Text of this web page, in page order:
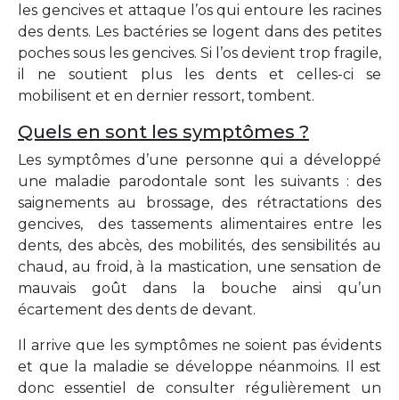
les gencives et attaque l’os qui entoure les racines
des dents. Les bactéries se logent dans des petites
poches sous les gencives. Si l’os devient trop fragile,
il ne soutient plus les dents et celles-ci se
mobilisent et en dernier ressort, tombent.
Quels en sont les symptômes ?
Les symptômes d’une personne qui a développé
une maladie parodontale sont les suivants : des
saignements au brossage, des rétractations des
gencives, des tassements alimentaires entre les
dents, des abcès, des mobilités, des sensibilités au
chaud, au froid, à la mastication, une sensation de
mauvais goût dans la bouche ainsi qu’un
écartement des dents de devant.
Il arrive que les symptômes ne soient pas évidents
et que la maladie se développe néanmoins. Il est
donc essentiel de consulter régulièrement un